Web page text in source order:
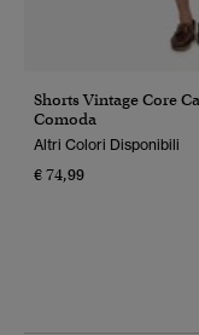
Shorts Vintage Core
Comoda
Altri Colori Disponibili
€ 74,99